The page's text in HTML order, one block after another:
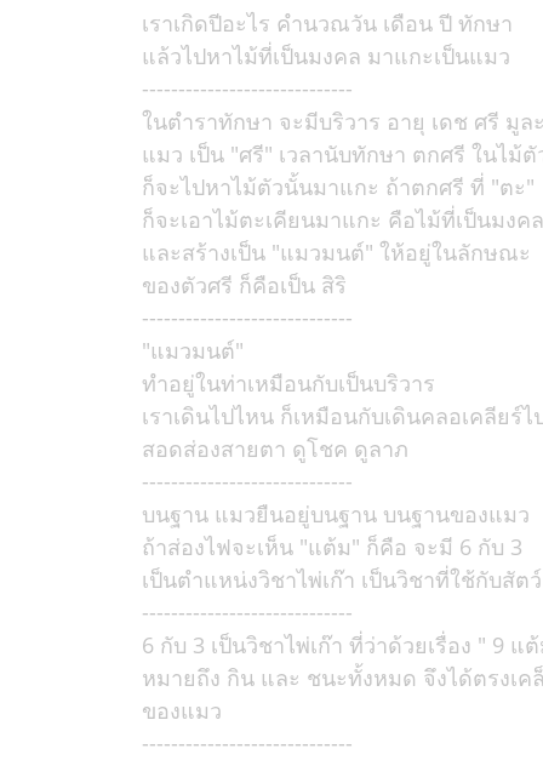
เราเกิดปีอะไร คำนวณวัน เดือน ปี ทักษา
แล้วไปหาไม้ที่เป็นมงคล มาแกะเป็นแมว
-----------------------------
ในตำราทักษา จะมีบริวาร อายุ เดช ศรี มู
แมว เป็น "ศรี" เวลานับทักษา ตกศรี ในไม้
ก็จะไปหาไม้ตัวนั้นมาแกะ ถ้าตกศรี ที่ "ตะ"
ก็จะเอาไม้ตะเคียนมาแกะ คือไม้ที่เป็นมงคล
และสร้างเป็น "แมวมนต์" ให้อยู่ในลักษณะ
ของตัวศรี ก็คือเป็น สิริ
-----------------------------
"แมวมนต์"
ทำอยู่ในท่าเหมือนกับเป็นบริวาร
เราเดินไปไหน ก็เหมือนกับเดินคลอเคลียร์ไ
สอดส่องสายตา ดูโชค ดูลาภ
-----------------------------
บนฐาน แมวยืนอยู่บนฐาน บนฐานของแมว
ถ้าส่องไฟจะเห็น "แต้ม" ก็คือ จะมี 6 กับ 3
เป็นตำแหน่งวิชาไพ่เก๊า เป็นวิชาที่ใช้กับสัตว์
-----------------------------
6 กับ 3 เป็นวิชาไพ่เก๊า ที่ว่าด้วยเรื่อง " 9 แ
หมายถึง กิน และ ชนะทั้งหมด จึงได้ตรงเค
ของแมว
-----------------------------